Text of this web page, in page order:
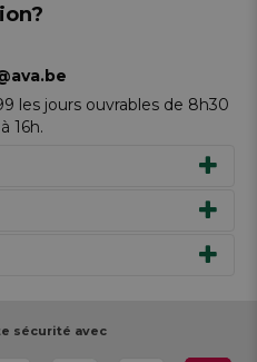
les jours ouvrables de 8h30
16h.
sécurité avec